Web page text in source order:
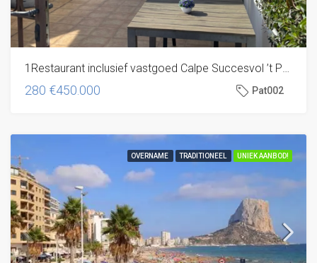
1Restaurant inclusief vastgoed Calpe Succesvol ’t Pompierke
280 €450.000 Pat002
OVERNAME TRADITIONEEL UNIEK AANBOD!